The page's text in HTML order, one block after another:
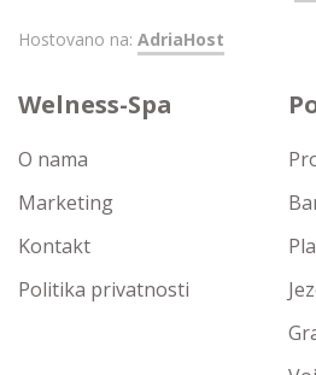
Hostovano na: AdriaHost
Welness-Spa
O nama
Marketing
Kontakt
Politika privatnosti